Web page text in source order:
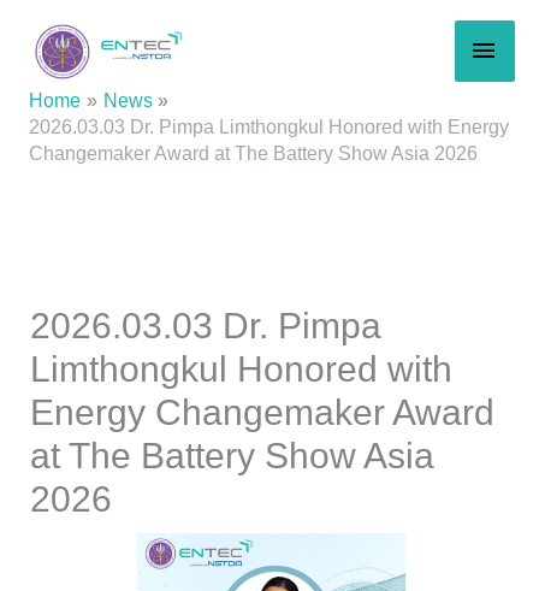
content
Home
News
2026.03.03 Dr. Pimpa Limthongkul Honored with Energy
Changemaker Award at The Battery Show Asia 2026
2026.03.03 Dr. Pimpa
Limthongkul Honored with
Energy Changemaker Award
at The Battery Show Asia
2026